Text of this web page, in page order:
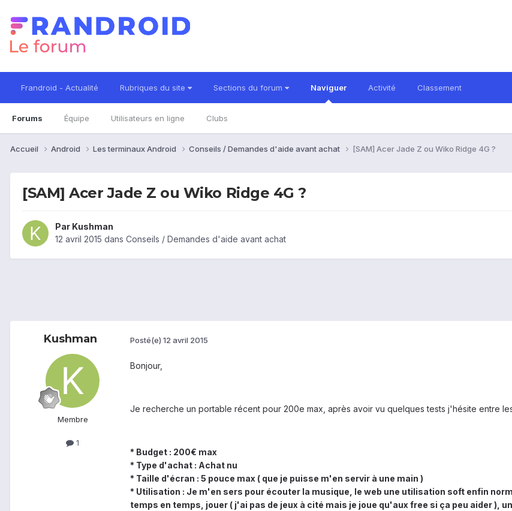
Frandroid - Actualité Rubriques du site Sections du forum Naviguer
Forums Équipe Utilisateurs en ligne Clubs
Activité Classement
Accueil Android Les terminaux Android Conseils / Demandes d'aide avant achat [SAM] Acer Jade Z ou Wiko Ridge 4G ?
[SAM] Acer Jade Z ou Wiko Ridge 4G ?
Par Kushman
12 avril 2015 dans Conseils / Demandes d'aide avant achat
Kushman
Membre
1
Posté(e) 12 avril 2015
Bonjour,
Je recherche un portable récent pour 200e max, après avoir vu quelques tests j'hésite entre
* Budget : 200€ max
* Type d'achat : Achat nu
* Taille d'écran : 5 pouce max ( que je puisse m'en servir à une main )
* Utilisation : Je m'en sers pour écouter la musique, le web une utilisation soft enfin
temps en temps, jouer ( j'ai pas de jeux à cité mais je joue qu'aux free si ça peu aider ),